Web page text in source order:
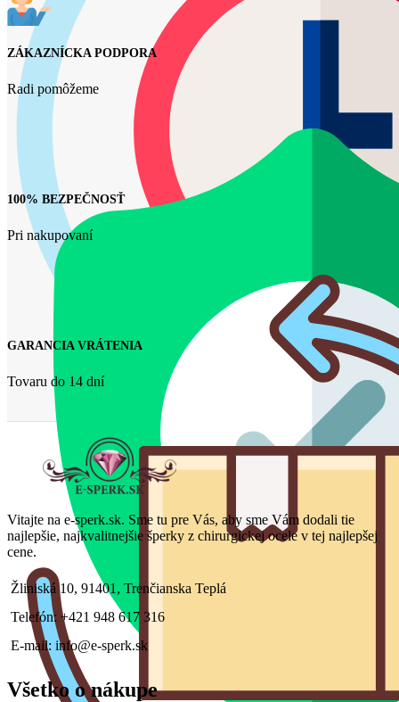
ZÁKAZNÍCKA PODPORA
Radi pomôžeme
100% BEZPEČNOSŤ
Pri nakupovaní
GARANCIA VRÁTENIA
Tovaru do 14 dní
Vitajte na e-sperk.sk. Sme tu pre Vás, aby sme Vám dodali tie
najlepšie, najkvalitnejšie šperky z chirurgickej ocele v tej najlepšej
cene.
Žliniská 10, 91401, Trenčianska Teplá
Telefón: +421 948 617 316
E-mail: info@e-sperk.sk
Všetko o nákupe